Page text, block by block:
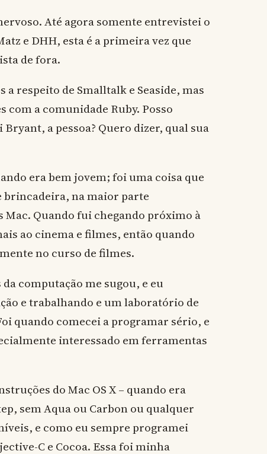
Até agora somente entrevistei o
e DHH, esta é a primeira vez que
de fora.
respeito de Smalltalk e Seaside, mas
com a comunidade Ruby. Posso
a pessoa? Quero dizer, qual sua
era bem jovem; foi uma coisa que
brincadeira, na maior parte
Quando fui chegando próximo à
ao cinema e filmes, então quando
no curso de filmes.
computação me sugou, e eu
e trabalhando e um laboratório de
quando comecei a programar sério, e
interessado em ferramentas
do Mac OS X – quando era
sem Aqua ou Carbon ou qualquer
e como eu sempre programei
C e Cocoa. Essa foi minha